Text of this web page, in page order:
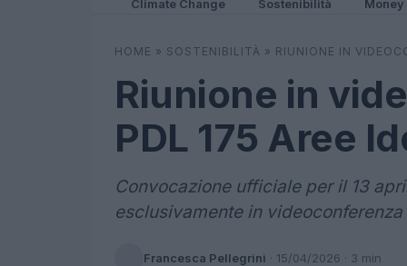
Climate Change Sostenibilità Money
HOME » SOSTENIBILITÀ » RIUNIONE IN
Riunione in
PDL 175 Aree
Convocazione ufficiale per il 13
esclusivamente in videoconferenza
Francesca Pellegrini · 15/04/2026 · 3 min